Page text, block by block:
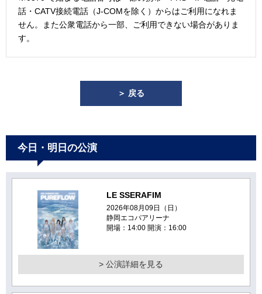
話・CATV接続電話（J-COMを除く）からはご利用になれま
せん。また公衆電話から一部、ご利用できない場合がありま
す。
＞ 戻る
今日・明日の公演
LE SSERAFIM
2026年08月09日（日）
静岡エコパアリーナ
開場：14:00 開演：16:00
> 公演詳細を見る